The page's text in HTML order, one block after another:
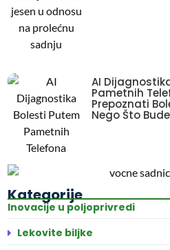
AI
Pametnih
Prepoznati
Nego Što
Kategorije
Inovacije u poljoprivredi
Lekovite biljke